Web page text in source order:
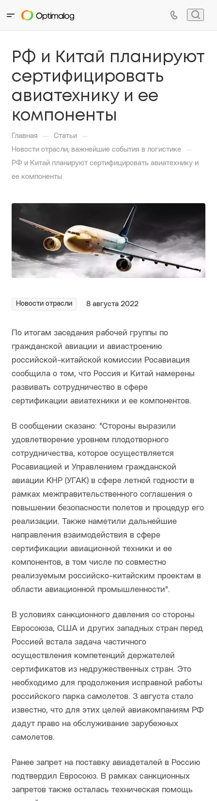
РФ и Китай планируют
сертифицировать
авиатехнику и ее
компоненты
Главная — Статьи —
Новости отрасли, важнейшие события в логистике —
РФ и Китай планируют сертифицировать авиатехнику и
ее компоненты
Новости отрасли 8 августа 2022
По итогам заседания рабочей группы по
гражданской авиации и авиастроению
российской-китайской комиссии Росавиация
сообщила о том, что Россия и Китай намерены
развивать сотрудничество в сфере
сертификации авиатехники и ее компонентов.
В сообщении сказано: "Стороны выразили
удовлетворение уровнем плодотворного
сотрудничества, которое осуществляется
Росавиацией и Управлением гражданской
авиации КНР (УГАК) в сфере летной годности в
рамках межправительственного соглашения о
повышении безопасности полетов и процедур его
реализации. Также наметили дальнейшие
направления взаимодействия в сфере
сертификации авиационной техники и ее
компонентов, в том числе по совместно
реализуемым российско-китайским проектам в
области авиационной промышленности".
В условиях санкционного давления со стороны
Евросоюза, США и других западных стран перед
Россией встала задача частичного
осуществления компетенций держателей
сертификатов из недружественных стран. Это
необходимо для продолжения исправной работы
российского парка самолетов. 3 августа стало
известно, что для этих целей авиакомпаниям РФ
дадут право на обслуживание зарубежных
самолетов.
Ранее запрет на поставку авиадеталей в Россию
подтвердил Евросоюз. В рамках санкционных
запретов также осталась техническая помощь